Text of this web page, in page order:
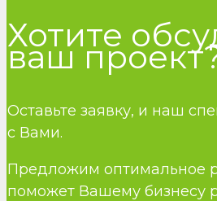
Хотите
ваш
Оставьте заявку, и наш
с Вами.
Предложим оптимальное
поможет Вашему бизнесу